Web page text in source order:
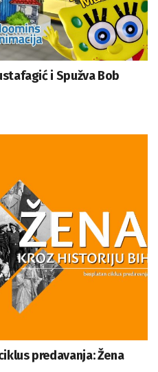
i Spužva Bob
predavanja: Žena